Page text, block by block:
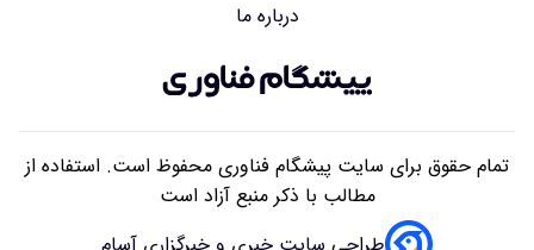
درباره ما
تمام حقوق برای سایت پیشگام فناوری محفوظ است. استفاده از
مطالب با ذکر منبع آزاد است